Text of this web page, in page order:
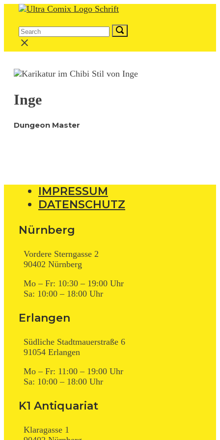
Skip
content
Home
Menu
Search
for:
Search
for:
Search
Close
search
Inge
Dungeon Master
IMPRESSUM
DATENSCHUTZ
Nürnberg
Vordere Sterngasse 2
90402 Nürnberg
Mo – Fr: 10:30 – 19:00 Uhr
Sa: 10:00 – 18:00 Uhr
Erlangen
Südliche Stadtmauerstraße 6
91054 Erlangen
Mo – Fr: 11:00 – 19:00 Uhr
Sa: 10:00 – 18:00 Uhr
K1 Antiquariat
Klaragasse 1